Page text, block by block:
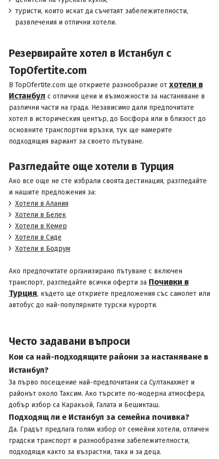
туристи, които искат да съчетаят забележителности,
развлечения и отлични хотели.
Резервирайте хотел в Истанбул с
TopOfertite.com
В TopOfertite.com ще откриете разнообразие от хотели в
Истанбул с отлични цени и възможности за настаняване в
различни части на града. Независимо дали предпочитате
хотел в историческия център, до Босфора или в близост до
основните транспортни връзки, тук ще намерите
подходящия вариант за своето пътуване.
Разгледайте още хотели в Турция
Ако все още не сте избрали своята дестинация, разгледайте
и нашите предложения за:
Хотели в Алания
Хотели в Белек
Хотели в Кемер
Хотели в Сиде
Хотели в Бодрум
Ако предпочитате организирано пътуване с включен
транспорт, разгледайте всички оферти за Почивки в
Турция, където ще откриете предложения със самолет или
автобус до най-популярните турски курорти.
Често задавани въпроси
Кои са най-подходящите райони за настаняване в
Истанбул?
За първо посещение най-предпочитани са Султанахмет и
районът около Таксим. Ако търсите по-модерна атмосфера,
добър избор са Каракьой, Галата и Бешикташ.
Подходящ ли е Истанбул за семейна почивка?
Да. Градът предлага голям избор от семейни хотели, отличен
градски транспорт и разнообразни забележителности,
подходящи както за възрастни, така и за деца.